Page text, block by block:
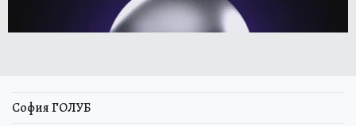
София ГОЛУБ